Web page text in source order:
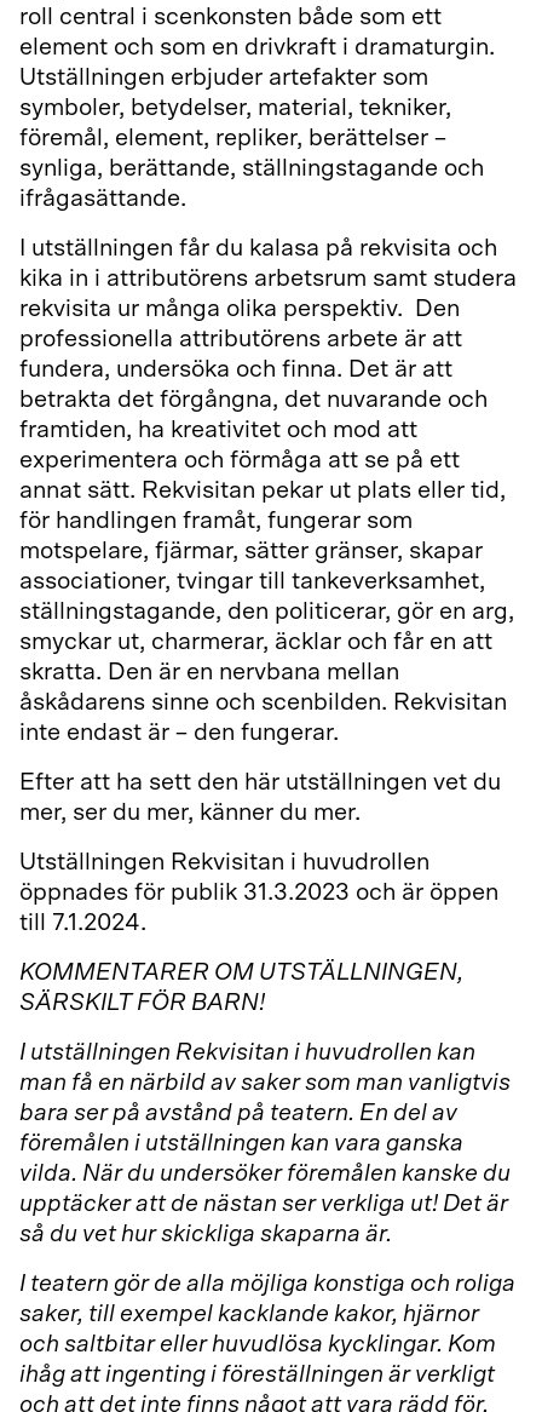
roll central i scenkonsten både som ett
element och som en drivkraft i dramaturgin.
Utställningen erbjuder artefakter som
symboler, betydelser, material, tekniker,
föremål, element, repliker, berättelser –
synliga, berättande, ställningstagande och
ifrågasättande.
I utställningen får du kalasa på rekvisita och
kika in i attributörens arbetsrum samt studera
rekvisita ur många olika perspektiv. Den
professionella attributörens arbete är att
fundera, undersöka och finna. Det är att
betrakta det förgångna, det nuvarande och
framtiden, ha kreativitet och mod att
experimentera och förmåga att se på ett
annat sätt. Rekvisitan pekar ut plats eller tid,
för handlingen framåt, fungerar som
motspelare, fjärmar, sätter gränser, skapar
associationer, tvingar till tankeverksamhet,
ställningstagande, den politicerar, gör en arg,
smyckar ut, charmerar, äcklar och får en att
skratta. Den är en nervbana mellan
åskådarens sinne och scenbilden. Rekvisitan
inte endast är – den fungerar.
Efter att ha sett den här utställningen vet du
mer, ser du mer, känner du mer.
Utställningen Rekvisitan i huvudrollen
öppnades för publik 31.3.2023 och är öppen
till 7.1.2024.
KOMMENTARER OM UTSTÄLLNINGEN,
SÄRSKILT FÖR BARN!
I utställningen Rekvisitan i huvudrollen kan
man få en närbild av saker som man vanligtvis
bara ser på avstånd på teatern. En del av
föremålen i utställningen kan vara ganska
vilda. När du undersöker föremålen kanske du
upptäcker att de nästan ser verkliga ut! Det är
så du vet hur skickliga skaparna är.
I teatern gör de alla möjliga konstiga och roliga
saker, till exempel kacklande kakor, hjärnor
och saltbitar eller huvudlösa kycklingar. Kom
ihåg att ingenting i föreställningen är verkligt
och att det inte finns något att vara rädd för.